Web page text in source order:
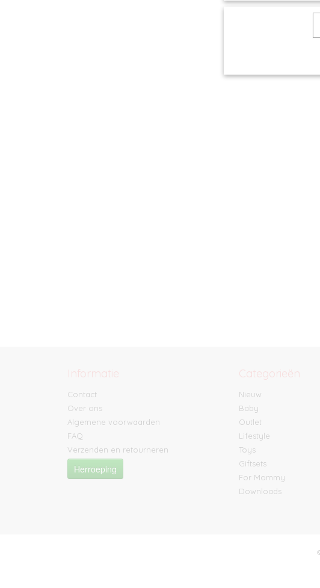
Informatie
Contact
Over ons
Algemene voorwaarden
FAQ
Verzenden en retourneren
Herroeping
Categorieën
Nieuw
Baby
Outlet
Lifestyle
Toys
Giftsets
For Mommy
Downloads